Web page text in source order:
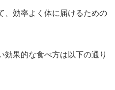
、効率よく体に届けるための
効果的な食べ方は以下の通り